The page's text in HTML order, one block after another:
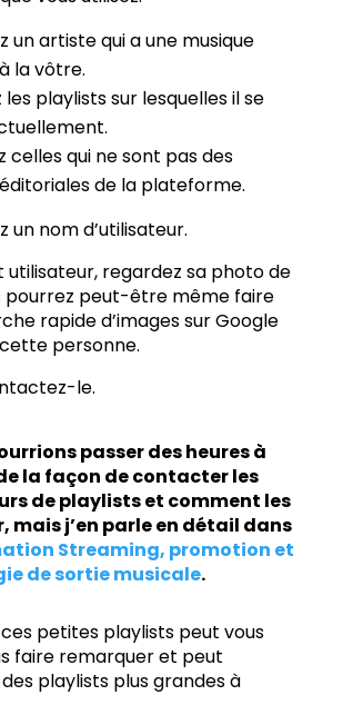
un artiste qui a une musique
la vôtre.
playlists sur lesquelles il se
celles qui ne sont pas des
de la plateforme.
un nom d’utilisateur.
utilisateur, regardez sa photo de
pourrez peut-être même faire
rapide d’images sur Google
personne.
le.
passer des heures à
la façon de contacter les
de playlists et comment les
mais j’en parle en détail dans
Streaming, promotion et
de sortie musicale.
petites playlists peut vous
faire remarquer et peut
playlists plus grandes à